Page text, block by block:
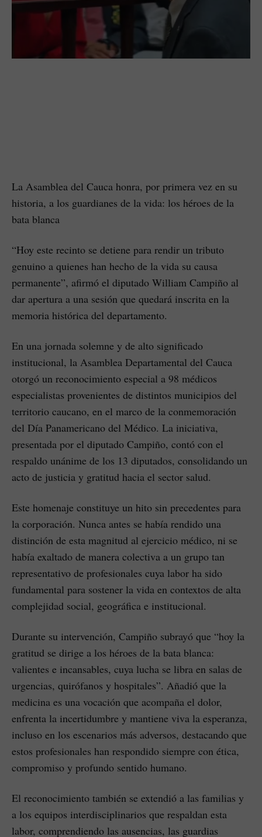
La Asamblea del Cauca honra, por primera vez en su
historia, a los guardianes de la vida: los héroes de la
bata blanca
“Hoy este recinto se detiene para rendir un tributo
genuino a quienes han hecho de la vida su causa
permanente”, afirmó el diputado William Campiño al
dar apertura a una sesión que quedará inscrita en la
memoria histórica del departamento.
En una jornada solemne y de alto significado
institucional, la Asamblea Departamental del Cauca
otorgó un reconocimiento especial a 98 médicos
especialistas provenientes de distintos municipios del
territorio caucano, en el marco de la conmemoración
del Día Panamericano del Médico. La iniciativa,
presentada por el diputado Campiño, contó con el
respaldo unánime de los 13 diputados, consolidando un
acto de justicia y gratitud hacia el sector salud.
Este homenaje constituye un hito sin precedentes para
la corporación. Nunca antes se había rendido una
distinción de esta magnitud al ejercicio médico, ni se
había exaltado de manera colectiva a un grupo tan
representativo de profesionales cuya labor ha sido
fundamental para sostener la vida en contextos de alta
complejidad social, geográfica e institucional.
Durante su intervención, Campiño subrayó que “hoy la
gratitud se dirige a los héroes de la bata blanca:
valientes e incansables, cuya lucha se libra en salas de
urgencias, quirófanos y hospitales”. Añadió que la
medicina es una vocación que acompaña el dolor,
enfrenta la incertidumbre y mantiene viva la esperanza,
incluso en los escenarios más adversos, destacando que
estos profesionales han respondido siempre con ética,
compromiso y profundo sentido humano.
El reconocimiento también se extendió a las familias y
a los equipos interdisciplinarios que respaldan esta
labor, comprendiendo las ausencias, las guardias